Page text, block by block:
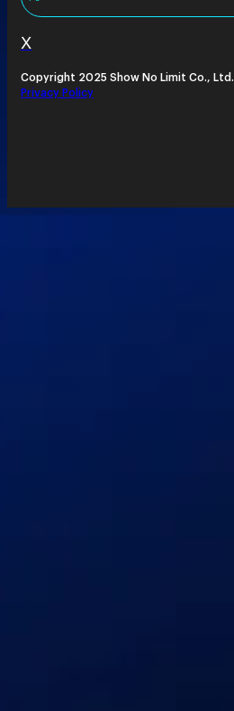
X
Copyright 2025 Show No Limit Co., Ltd.
Privacy Policy